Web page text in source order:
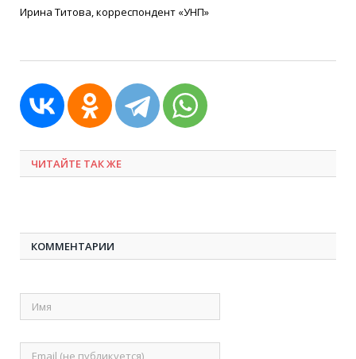
Ирина Титова, корреспондент «УНП»
ЧИТАЙТЕ ТАК ЖЕ
КОММЕНТАРИИ